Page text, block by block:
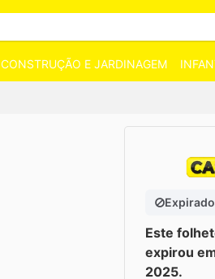
CONSTRUÇÃO E JARDINAGEM
Expirado
Este
expirou
2025.